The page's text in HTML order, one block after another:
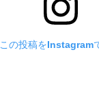
この投稿をInstagram